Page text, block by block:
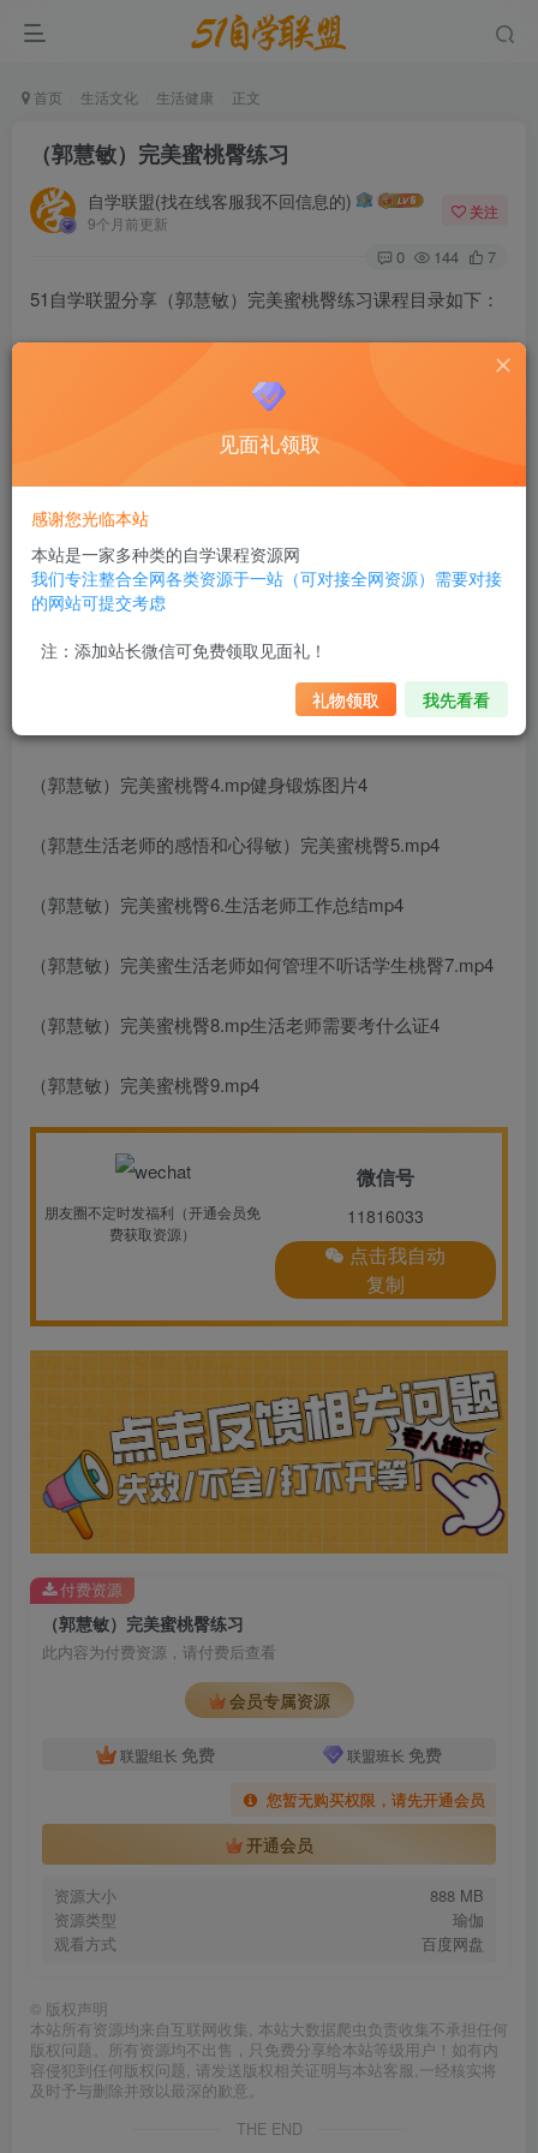
首页 生活文化 生活健康 正文
（郭慧敏）完美蜜桃臀练习
自学联盟(找在线客服我不回信息的)
9个月前更新
关注
0 144 7
51自学联盟分享（郭慧敏）完美蜜桃臀练习课程目录如下：
（郭慧敏）完美蜜桃臀1.mp4
（郭慧敏）完美蜜桃臀10）.mp4
（郭慧敏）完健身锻炼计划美蜜桃臀2.mp4
（郭慧敏）完美蜜桃臀4.mp健身锻炼图片4
（郭慧生活老师的感悟和心得敏）完美蜜桃臀5.mp4
（郭慧敏）完美蜜桃臀6.生活老师工作总结mp4
（郭慧敏）完美蜜生活老师如何管理不听话学生桃臀7.mp4
（郭慧敏）完美蜜桃臀8.mp生活老师需要考什么证4
（郭慧敏）完美蜜桃臀9.mp4
朋友圈不定时发福利（开通会员免
费获取资源）
微信号
11816033
点击我自动
复制
（郭慧敏）完美蜜桃臀练习
此内容为付费资源，请付费后查看
会员专属资源
联盟组长 免费 联盟班长 免费
您暂无购买权限，请先开通会员
开通会员
资源大小
888 MB
资源类型
瑜伽
观看方式
百度网盘
付费资源
© 版权声明
本站所有资源均来自互联网收集, 本站大数据爬虫负责收集不承担任何
版权问题。所有资源均不出售，只免费分享给本站等级用户！如有内
容侵犯到任何版权问题, 请发送版权相关证明与本站客服,一经核实将
及时予与删除并致以最深的歉意。
THE END
见面礼领取
感谢您光临本站
本站是一家多种类的自学课程资源网
我们专注整合全网各类资源于一站（可对接全网资源）需要对接
的网站可提交考虑
注：添加站长微信可免费领取见面礼！
礼物领取 我先看看